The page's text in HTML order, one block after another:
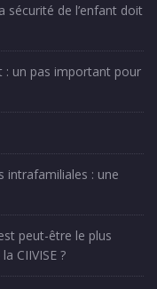
sécurité de l’enfant doit
: un pas important pour
intrafamiliales : une
peut-être le plus
CIIVISE ?